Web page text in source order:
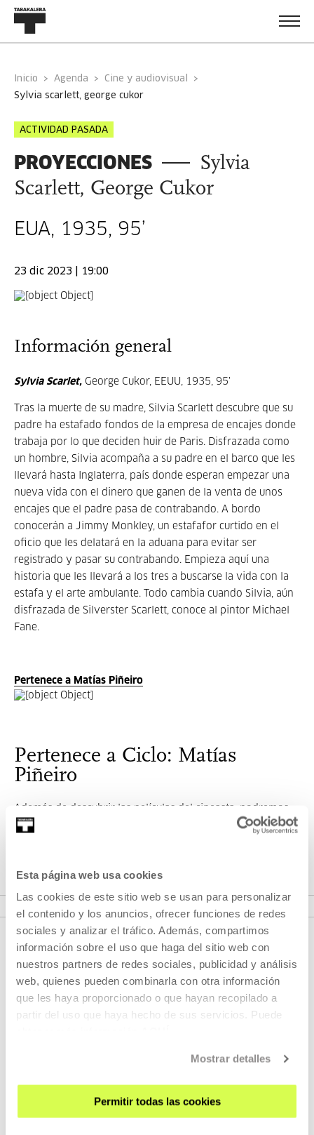
Esta página web usa cookies
Las cookies de este sitio web se usan para personalizar
el contenido y los anuncios, ofrecer funciones de redes
sociales y analizar el tráfico. Además, compartimos
información sobre el uso que haga del sitio web con
nuestros partners de redes sociales, publicidad y análisis
web, quienes pueden combinarla con otra información
que les haya proporcionado o que hayan recopilado a
partir del uso que haya hecho de sus servicios. Puede
Mostrar detalles
Permitir todas las cookies
Inicio Agenda
Cine y audiovisual
sylvia scarlett, george cukor
ACTIVIDAD PASADA
PROYECCIONES
Sylvia
Scarlett, George Cukor
EUA, 1935, 95’
23 dic 2023 | 19:00
Información general
Sylvia Scarlet, George Cukor, EEUU, 1935, 95’
Tras la muerte de su madre, Silvia Scarlett descubre que su
padre ha estafado fondos de la empresa de encajes donde
trabaja por lo que deciden huir de Paris. Disfrazada como
un hombre, Silvia acompaña a su padre en el barco que les
llevará hasta Inglaterra, país donde esperan empezar una
nueva vida con el dinero que ganen de la venta de unos
encajes que el padre pasa de contrabando. A bordo
conocerán a Jimmy Monkley, un estafafor curtido en el
oficio que les delatará en la aduana para evitar ser
registrado y pasar su contrabando. Empieza aquí una
historia que les llevará a los tres a buscarse la vida con la
estafa y el arte ambulante. Todo cambia cuando Silvia, aún
disfrazada de Silverster Scarlett, conoce al pintor Michael
Fane.
Pertenece a Matías Piñeiro
Pertenece a Ciclo: Matías
Piñeiro
Además de descubrir las películas del cineasta, podremos
conocer y profundizar en su mirada hacia el cine en